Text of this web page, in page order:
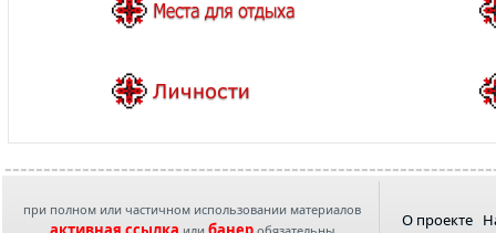
при полном или частичном использовании материалов
О проекте